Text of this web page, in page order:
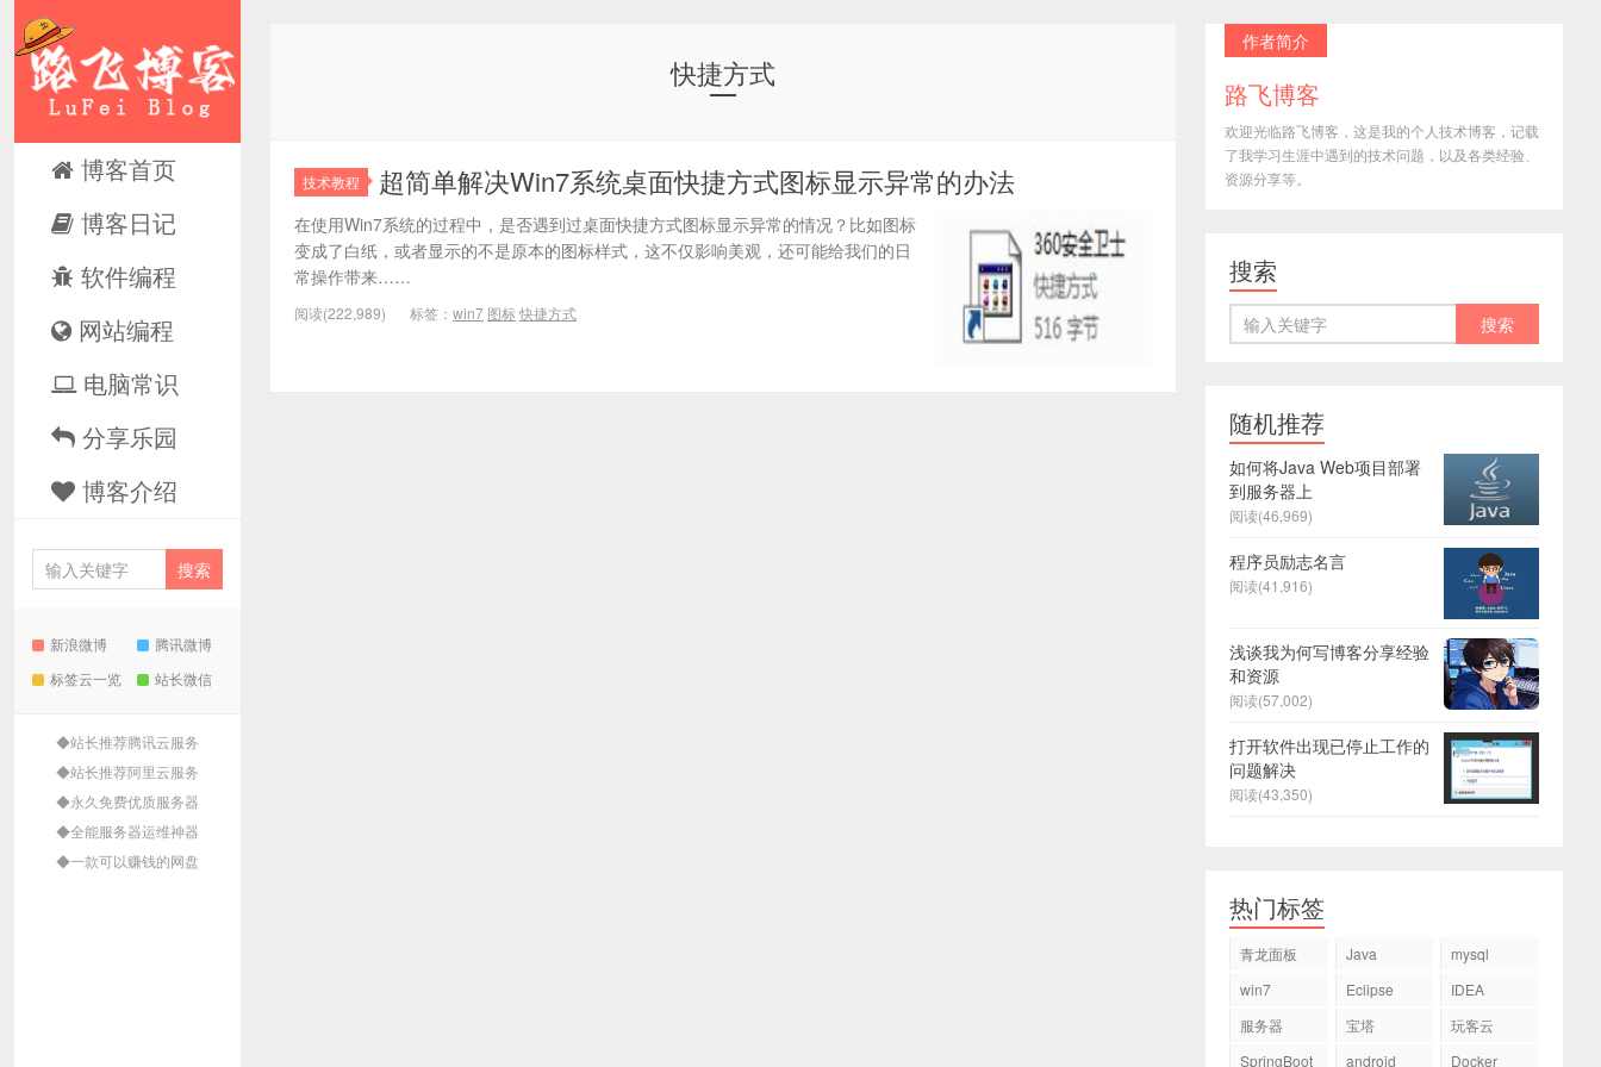
博客首页
博客日记
软件编程
网站编程
电脑常识
分享乐园
博客介绍
新浪微博
腾讯微博
标签云一览
站长微信
◆站长推荐腾讯云服务
◆站长推荐阿里云服务
◆永久免费优质服务器
◆全能服务器运维神器
◆一款可以赚钱的网盘
快捷方式
技术教程 超简单解决Win7系统桌面快捷方式图标显示异常的办法
在使用Win7系统的过程中，是否遇到过桌面快捷方式图标显示异常的情况？比如图标
变成了白纸，或者显示的不是原本的图标样式，这不仅影响美观，还可能给我们的日
常操作带来……
阅读(222,989) 标签： win7 图标 快捷方式
作者简介
路飞博客
欢迎光临路飞博客，这是我的个人技术博客，记载
了我学习生涯中遇到的技术问题，以及各类经验、
资源分享等。
搜索
随机推荐
如何将Java Web项目部署
到服务器上
阅读(46,969)
程序员励志名言
阅读(41,916)
浅谈我为何写博客分享经验
和资源
阅读(57,002)
打开软件出现已停止工作的
问题解决
阅读(43,350)
热门标签
青龙面板 Java
mysql
win7
Eclipse
IDEA
服务器
宝塔
玩客云
SpringBoot
android Docker